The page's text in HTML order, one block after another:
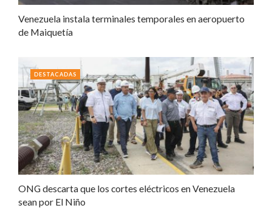
Venezuela instala terminales temporales en aeropuerto
de Maiquetía
ONG descarta que los cortes eléctricos en Venezuela
sean por El Niño
DESTACADAS